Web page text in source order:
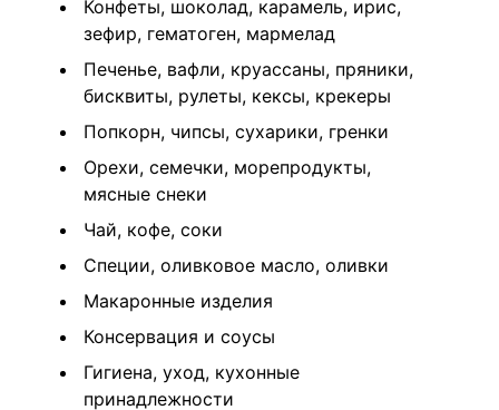
Конфеты, шоколад, карамель, ирис,
зефир, гематоген, мармелад
Печенье, вафли, круассаны, пряники,
бисквиты, рулеты, кексы, крекеры
Попкорн, чипсы, сухарики, гренки
Орехи, семечки, морепродукты,
мясные снеки
Чай, кофе, соки
Специи, оливковое масло, оливки
Макаронные изделия
Консервация и соусы
Гигиена, уход, кухонные
принадлежности